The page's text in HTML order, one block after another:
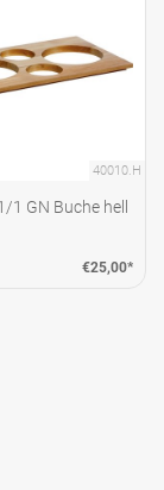
40010.H
1 GN Buche hell
€25,00*